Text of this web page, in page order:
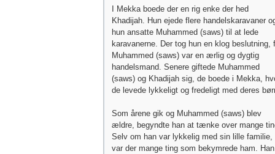
I Mekka boede der en rig enke der hed
Khadijah. Hun ejede flere handelskaravaner
hun ansatte Muhammed (saws) til at lede
karavanerne. Der tog hun en klog beslutning,
Muhammed (saws) var en ærlig og dygtig
handelsmand. Senere giftede Muhammed
(saws) og Khadijah sig, de boede i Mekka,
de levede lykkeligt og fredeligt med deres
Som årene gik og Muhammed (saws) blev
ældre, begyndte han at tænke over mange
Selv om han var lykkelig med sin lille familie,
var der mange ting som bekymrede ham. Han